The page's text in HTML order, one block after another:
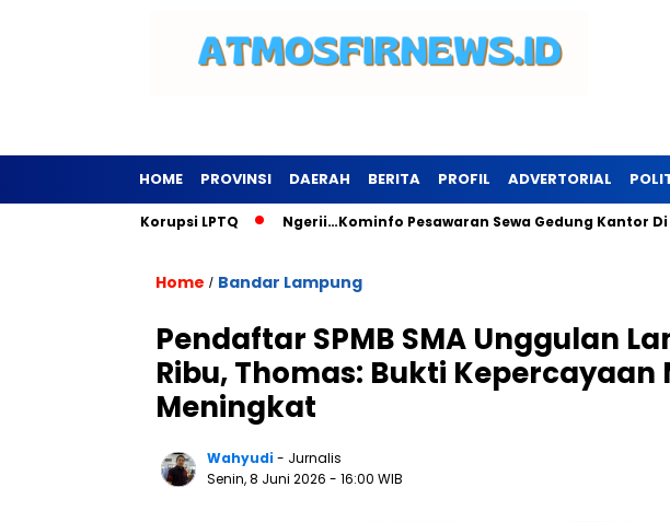
HOME PROVINSI DAERAH BERITA PROFIL ADVERTORIAL
Dugaan Korupsi LPTQ Ngerii…Kominfo Pesawaran Sewa Gedung Kantor Di
Home / Bandar Lampung
Pendaftar SPMB SMA Unggulan
Ribu, Thomas: Bukti
Meningkat
Wahyudi- Jurnalis
Senin, 8 Juni 2026 - 16:00 WIB